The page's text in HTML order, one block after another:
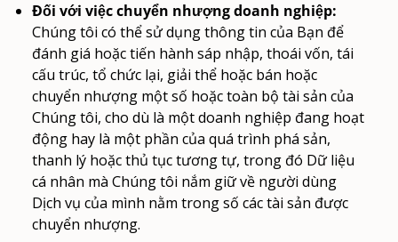
Đối với việc chuyển nhượng doanh nghiệp:
Chúng tôi có thể sử dụng thông tin của Bạn để
đánh giá hoặc tiến hành sáp nhập, thoái vốn, tái
cấu trúc, tổ chức lại, giải thể hoặc bán hoặc
chuyển nhượng một số hoặc toàn bộ tài sản của
Chúng tôi, cho dù là một doanh nghiệp đang hoạt
động hay là một phần của quá trình phá sản,
thanh lý hoặc thủ tục tương tự, trong đó Dữ liệu
cá nhân mà Chúng tôi nắm giữ về người dùng
Dịch vụ của mình nằm trong số các tài sản được
chuyển nhượng.